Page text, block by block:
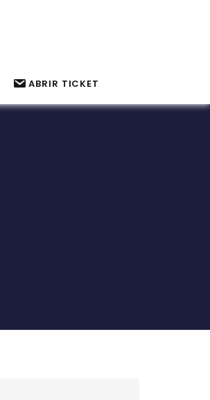
ABRIR TICKET